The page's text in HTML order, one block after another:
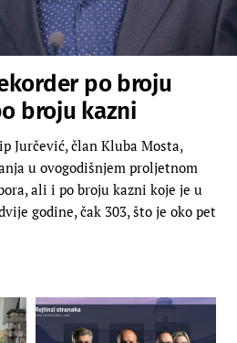
po broju
broju kazni
Jurčević, član Kluba Mosta,
u ovogodišnjem proljetnom
ali i po broju kazni koje je u
godine, čak 303, što je oko pet